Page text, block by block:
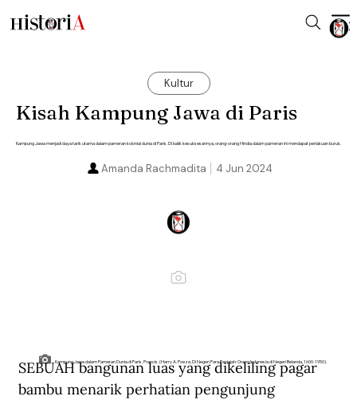
Kultur
Kisah Kampung Jawa di Paris
Kampung Jawa menjadi daya tarik utama dalam pameran kolonial dunia di Paris. Di balik kesuksesannya, orang-orang Hindia dalam pameran ini mendapat perlakuan buruk.
4 Jun 2024
Amanda Rachmadita
Kampung Jawa dalam Pameran Dunia di Paris, Prancis. (Harry A. Poeze, Di Negeri Para Penjajah: Orang Indonesia di Negeri Belanda, 1600-1950).
SEBUAH bangunan luas yang dikeliling pagar
bambu menarik perhatian pengunjung